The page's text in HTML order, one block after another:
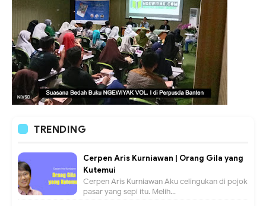
TRENDING
Cerpen Aris Kurniawan | Orang Gila yang
Kutemui
Cerpen Aris Kurniawan Aku celingukan di pojok
pasar yang sepi itu. Melih...